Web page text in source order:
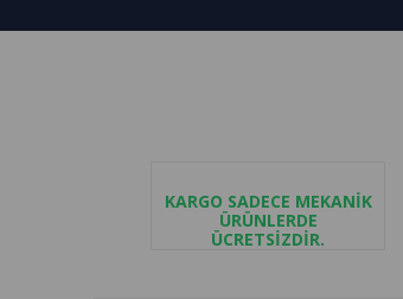
KARGO SADECE MEKANİK
ÜRÜNLERDE
ÜCRETSİZDİR.